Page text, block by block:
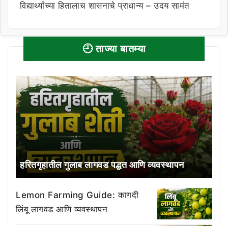
विद्यार्थ्यांच्या हितालाच शासनाचे प्राधान्य – उदय सामंत
🕘 ताज्या बातम्या
हरितगृहातील गुलाब लागवड पद्धत आणि व्यवस्थापन
Lemon Farming Guide: कागदी
लिंबू लागवड आणि व्यवस्थापन